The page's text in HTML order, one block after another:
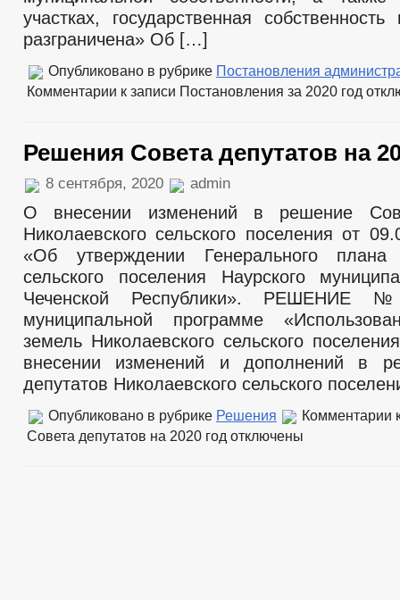
участках, государственная
разграничена» Об […]
Опубликовано в рубрике Постановления
Комментарии к записи Постановления за 2020 год
Решения Совета депутатов на
8 сентября, 2020 admin
О внесении изменений в решение
Николаевского сельского поселения от
«Об утверждении Генерального плана
сельского поселения Наурского
Чеченской Республики».
муниципальной программе
земель Николаевского сельского
внесении изменений и дополнений в
депутатов Николаевского сельского
Опубликовано в рубрике Решения Комментарии
Совета депутатов на 2020 год отключены